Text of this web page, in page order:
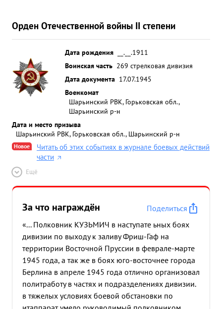
Орден Отечественной войны II степени
Дата рождения
__.__.1911
Воинская часть 269 стрелковая дивизия
Дата документа 17.07.1945
Военкомат
Шарьинский РВК, Горьковская обл.,
Шарьинский р-н
Дата и место призыва
Шарьинский РВК, Горьковская обл., Шарьинский р-н
Новое
Читать об этих событиях в журнале боевых действий
части
Ещё
За что награждён
Поделиться
«... Полковник КУЗЬМИЧ в наступате ьных боях
дивизии по выходу к заливу Фриш-Гаф на
территории Восточной Пруссии в феврале-марте
1945 года, а так же в боях юго-восточнее города
Берлина в апреле 1945 года отлично организовал
политработу в частях и подразделениях дивизии.
в тяжелых условиях боевой обстановки по